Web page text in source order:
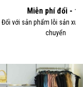
Miễn phí đổi -
Đối với sản phẩm lỗi sản
chuyển